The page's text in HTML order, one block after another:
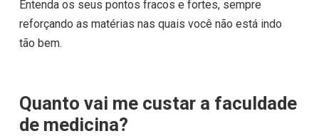
Entenda os seus pontos fracos e fortes, sempre
reforçando as matérias nas quais você não está indo
tão bem.
Quanto vai me custar a faculdade
de medicina?